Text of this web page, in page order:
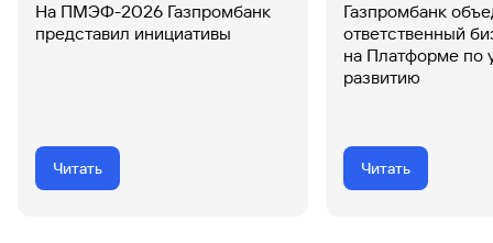
На ПМЭФ-2026 Газпромбанк
представил инициативы
Читать
Газпромбанк
ответственный
на Платформе по
развитию
Читать